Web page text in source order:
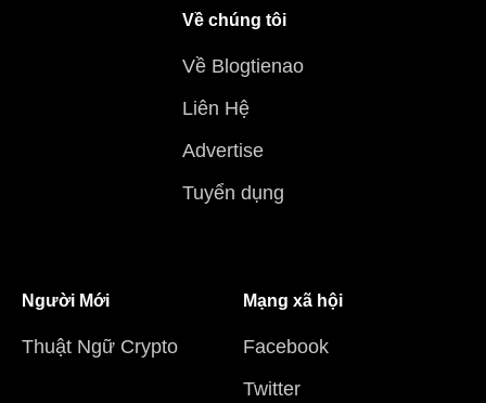
Về chúng tôi
Về Blogtienao
Liên Hệ
Advertise
Tuyển dụng
Người Mới
Thuật Ngữ Crypto
Mạng xã hội
Facebook
Twitter